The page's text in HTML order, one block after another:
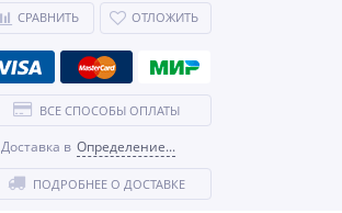
СРАВНИТЬ ОТЛОЖИТЬ
ВСЕ СПОСОБЫ ОПЛАТЫ
Доставка в Определение...
ПОДРОБНЕЕ О ДОСТАВКЕ